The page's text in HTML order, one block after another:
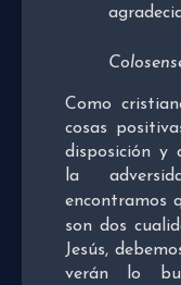
Como
cosas
disposición y
la
encontramos
son dos
Jesús,
verán lo